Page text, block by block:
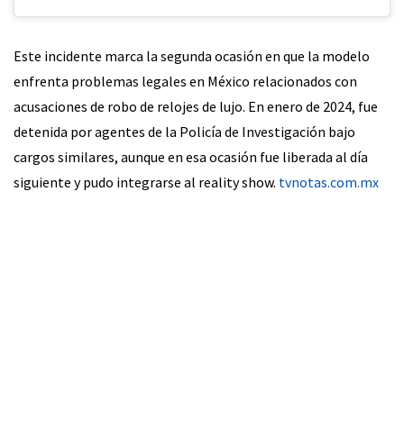
Este incidente marca la segunda ocasión en que la modelo
enfrenta problemas legales en México relacionados con
acusaciones de robo de relojes de lujo. En enero de 2024, fue
detenida por agentes de la Policía de Investigación bajo
cargos similares, aunque en esa ocasión fue liberada al día
siguiente y pudo integrarse al reality show. tvnotas.com.mx